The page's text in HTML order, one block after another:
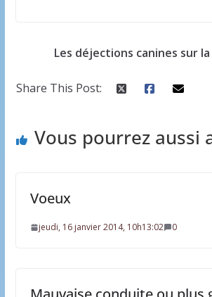
Les déjections canines sur
Share This Post:
Vous pourrez aussi
Voeux
jeudi, 16 janvier 2014, 10h13:02 0